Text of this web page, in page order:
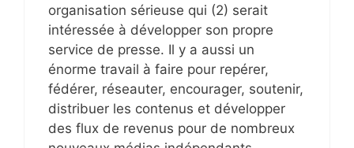
organisation sérieuse qui (2) serait
intéressée à développer son propre
service de presse. Il y a aussi un
énorme travail à faire pour repérer,
fédérer, réseauter, encourager, soutenir,
distribuer les contenus et développer
des flux de revenus pour de nombreux